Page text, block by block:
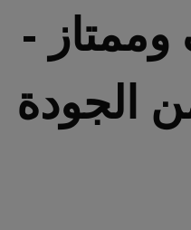
-
الجودة